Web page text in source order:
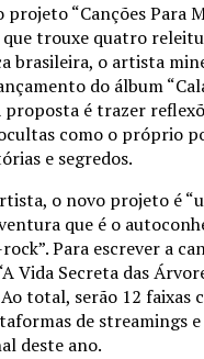
projeto “Canções Para
que trouxe quatro
brasileira, o artista
do álbum
proposta é trazer
como o próprio
e segredos.
o novo projeto é
que é o
Para escrever a
Vida Secreta das
total, serão 12 faixas
de streamings
deste ano.